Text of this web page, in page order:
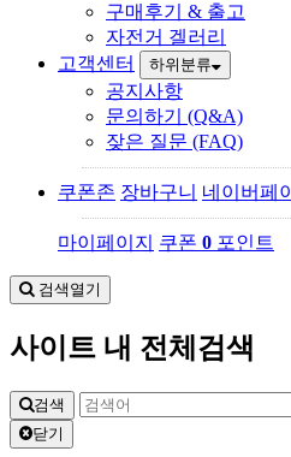
구매후기 & 출고
자전거 겔러리
고객센터
하위분류
공지사항
문의하기 (Q&A)
잦은 질문 (FAQ)
쿠폰존 장바구니 네이버페이
마이페이지 쿠폰 0 포인트
검색열기
사이트 내 전체검색
검색
닫기